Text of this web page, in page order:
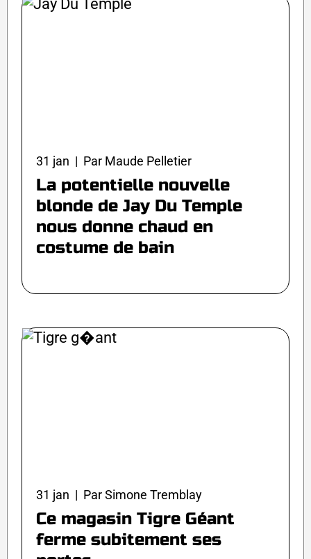
31 jan | Par Maude Pelletier
La potentielle nouvelle
blonde de Jay Du Temple
nous donne chaud en
costume de bain
31 jan | Par Simone Tremblay
Ce magasin Tigre Géant
ferme subitement ses